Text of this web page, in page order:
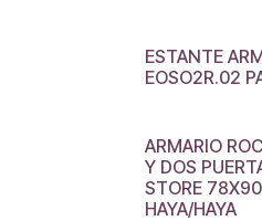
ESTANTE
EOSO2R.02
ARMARIO
Y DOS
STORE
HAYA/HAYA